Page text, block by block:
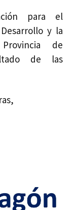
para el
y la
de
de las
,